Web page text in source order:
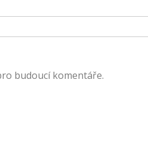
budoucí komentáře.